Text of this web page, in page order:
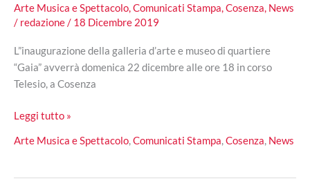
Arte Musica e Spettacolo Comunicati Stampa Cosenza News
/ redazione / 18 Dicembre 2019
L”inaugurazione della galleria d’arte e museo di quartiere
“Gaia” avverrà domenica 22 dicembre alle ore 18 in corso
Telesio, a Cosenza
Gaia,
il
Leggi tutto »
Arte Musica e Spettacolo,Comunicati Stampa,Cosenza, News